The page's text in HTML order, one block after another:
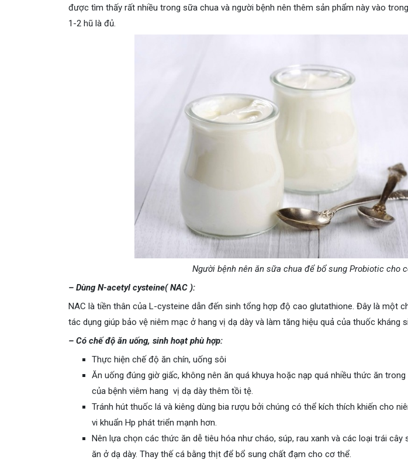
được tìm thấy rất nhiều trong sữa chua và người bệnh nên thêm sản phẩm này vào
1-2 hũ là đủ.
Người bệnh nên ăn sữa chua để bổ sung Probiotic cho
– Dùng N-acetyl cysteine( NAC ):
NAC là tiền thân của L-cysteine ​​dẫn đến sinh tổng hợp độ cao glutathione. Đây là một
tác dụng giúp bảo vệ niêm mạc ở hang vị dạ dày và làm tăng hiệu quả của thuốc kháng
– Có chế độ ăn uống, sinh hoạt phù hợp:
Thực hiện chế độ ăn chín, uống sôi
Ăn uống đúng giờ giấc, không nên ăn quá khuya hoặc nạp quá nhiều thức ăn
của bệnh viêm hang vị dạ dày thêm tồi tệ.
Tránh hút thuốc lá và kiêng dùng bia rượu bởi chúng có thể kích thích khiến cho
vi khuẩn Hp phát triển mạnh hơn.
Nên lựa chọn các thức ăn dễ tiêu hóa như cháo, súp, rau xanh và các loại trái
ăn ở dạ dày. Thay thế cá bằng thịt để bổ sung chất đạm cho cơ thể.